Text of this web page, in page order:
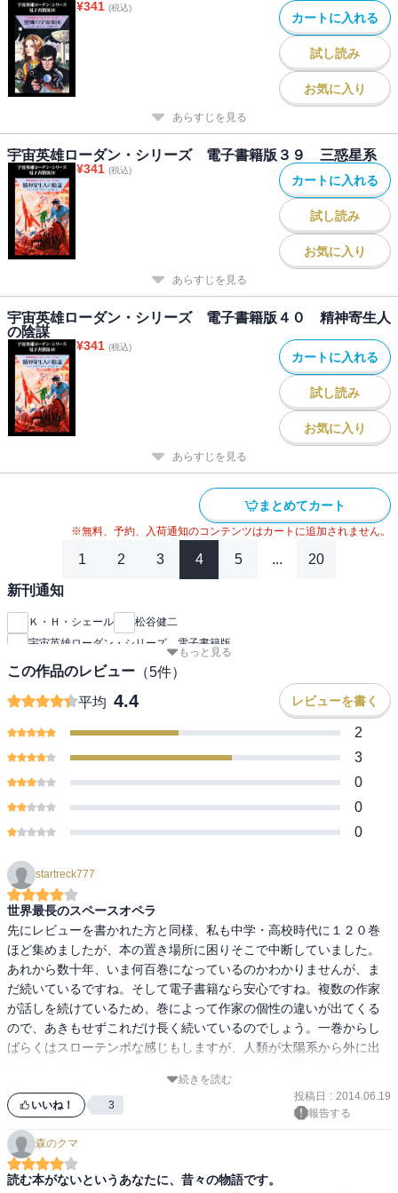
¥341 (税込)
カートに入れる
試し読み
お気に入り
あらすじを見る
宇宙英雄ローダン・シリーズ 電子書籍版３９ 三惑星系
¥341 (税込)
カートに入れる
試し読み
お気に入り
あらすじを見る
宇宙英雄ローダン・シリーズ 電子書籍版４０ 精神寄生人
の陰謀
¥341 (税込)
カートに入れる
試し読み
お気に入り
あらすじを見る
まとめてカート
※無料、予約、入荷通知のコンテンツはカートに追加されません。
1 2 3 4 5 ... 20
新刊通知
Ｋ・Ｈ・シェール
松谷健二
宇宙英雄ローダン・シリーズ 電子書籍版
もっと見る
この作品のレビュー （5件）
平均 4.4 レビューを書く
2
3
0
0
0
startreck777
世界最長のスペースオペラ
先にレビューを書かれた方と同様、私も中学・高校時代に１２０巻
ほど集めましたが、本の置き場所に困りそこで中断していました。
あれから数十年、いま何百巻になっているのかわかりませんが、ま
だ続いているですね。そして電子書籍なら安心ですね。複数の作家
が話しを続けているため、巻によって作家の個性の違いが出てくる
ので、あきもせずこれだけ長く続いているのでしょう。一巻からし
ばらくはスローテンポな感じもしますが、人類が太陽系から外に出
す。好みもあるでしょうが、SF界の巨頭のひとつであることは間違
いないと思います。電子書籍になったことで、私はまた１巻から集
続きを読む
いいね！ 3
投稿日 : 2014.06.19
報告する
森のクマ
読む本がないというあなたに、昔々の物語です。